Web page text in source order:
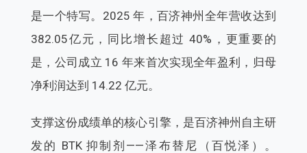
是一个特写。2025 年，百济神州全年营收达到
382.05亿元，同比增长超过 40%，更重要的
是，公司成立 16 年来首次实现全年盈利，归母
净利润达到 14.22 亿元。
支撑这份成绩单的核心引擎，是百济神州自主研
发的 BTK 抑制剂——泽布替尼（百悦泽）。